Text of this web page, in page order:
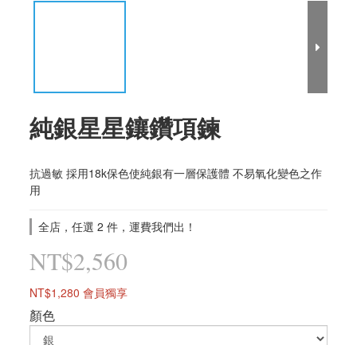
純銀星星鑲鑽項鍊
抗過敏 採用18k保色使純銀有一層保護體 不易氧化變色之作
用
全店，任選 2 件，運費我們出！
NT$2,560
NT$1,280 會員獨享
顏色